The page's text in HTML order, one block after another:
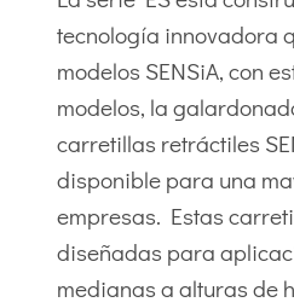
tecnología innovadora
modelos SENSiA, con
modelos, la
carretillas retráctiles
disponible para una
empresas. Estas
diseñadas para
medianas a alturas de